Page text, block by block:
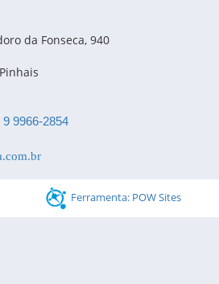
da Fonseca, 940
9 9966-2854
Ferramenta: POW Sites